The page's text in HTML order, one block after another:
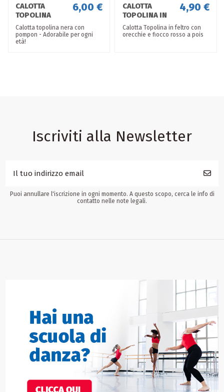
CALOTTA
TOPOLINA
6,00 €
Calotta topolina nera con
pompon - Adorabile per ogni
età!
CALOTTA
TOPOLINA IN
FELTRO
4,90 €
Calotta Topolina in feltro con
orecchie e fiocco rosso a pois
Iscriviti alla Newsletter
Puoi annullare l'iscrizione in ogni momento. A questo scopo, cerca le info di
contatto nelle note legali.